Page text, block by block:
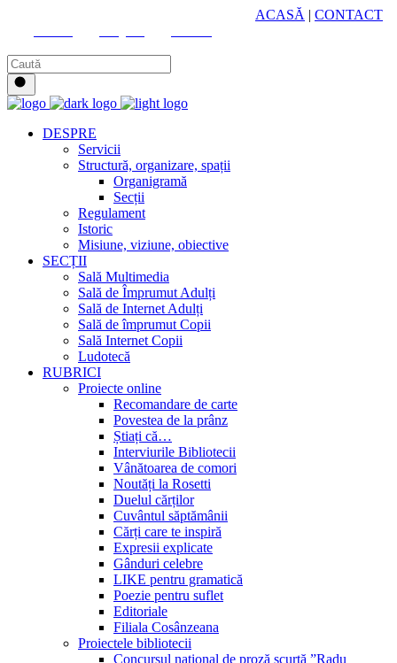
ACASĂ | CONTACT
DESPRE
Servicii
Structură, organizare, spații
Organigramă
Secții
Regulament
Istoric
Misiune, viziune, obiective
SECȚII
Sală Multimedia
Sală de Împrumut Adulți
Sală de Internet Adulți
Sală de împrumut Copii
Sală Internet Copii
Ludotecă
RUBRICI
Proiecte online
Recomandare de carte
Povestea de la prânz
Știați că…
Interviurile Bibliotecii
Vânătoarea de comori
Noutăți la Rosetti
Duelul cărților
Cuvântul săptămânii
Cărți care te inspiră
Expresii explicate
Gânduri celebre
LIKE pentru gramatică
Poezie pentru suflet
Editoriale
Filiala Cosânzeana
Proiectele bibliotecii
Concursul național de proză scurtă ”Radu